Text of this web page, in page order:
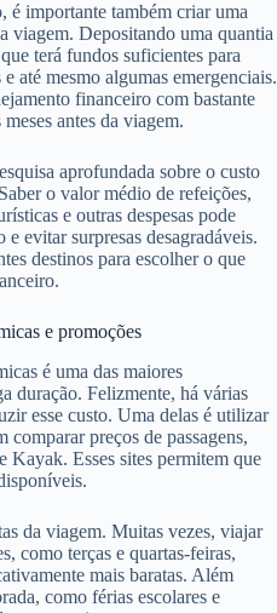
é importante também criar uma
viagem. Depositando uma quantia
terá fundos suficientes para
até mesmo algumas emergenciais.
financeiro com bastante
antes da viagem.
aprofundada sobre o custo
o valor médio de refeições,
e outras despesas pode
evitar surpresas desagradáveis.
destinos para escolher o que
e promoções
é uma das maiores
duração. Felizmente, há várias
esse custo. Uma delas é utilizar
comparar preços de passagens,
Esses sites permitem que
da viagem. Muitas vezes, viajar
como terças e quartas-feiras,
mais baratas. Além
como férias escolares e